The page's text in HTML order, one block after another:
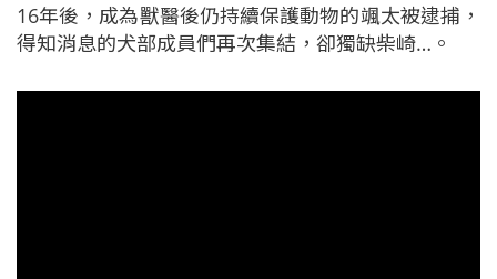
16年後，成為獸醫後仍持續保護動物的颯太被逮捕，
得知消息的犬部成員們再次集結，卻獨缺柴崎…。